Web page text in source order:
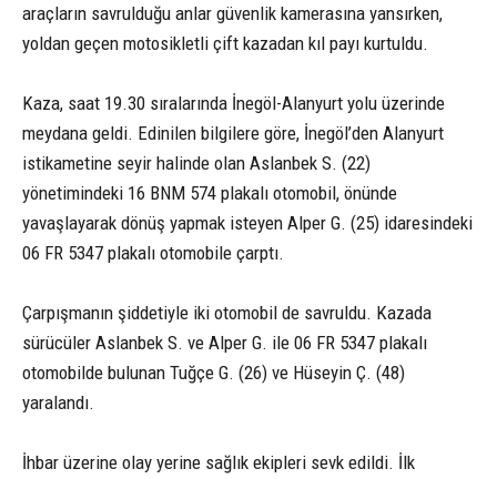
araçların savrulduğu anlar güvenlik kamerasına yansırken,
yoldan geçen motosikletli çift kazadan kıl payı kurtuldu.
Kaza, saat 19.30 sıralarında İnegöl-Alanyurt yolu üzerinde
meydana geldi. Edinilen bilgilere göre, İnegöl’den Alanyurt
istikametine seyir halinde olan Aslanbek S. (22)
yönetimindeki 16 BNM 574 plakalı otomobil, önünde
yavaşlayarak dönüş yapmak isteyen Alper G. (25) idaresindeki
06 FR 5347 plakalı otomobile çarptı.
Çarpışmanın şiddetiyle iki otomobil de savruldu. Kazada
sürücüler Aslanbek S. ve Alper G. ile 06 FR 5347 plakalı
otomobilde bulunan Tuğçe G. (26) ve Hüseyin Ç. (48)
yaralandı.
İhbar üzerine olay yerine sağlık ekipleri sevk edildi. İlk